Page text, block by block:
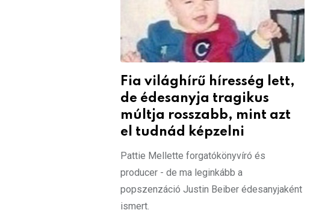
Fia világhírű híresség lett,
de édesanyja tragikus
múltja rosszabb, mint azt
el tudnád képzelni
Pattie Mellette forgatókönyvíró és
producer - de ma leginkább a
popszenzáció Justin Beiber édesanyjaként
ismert.